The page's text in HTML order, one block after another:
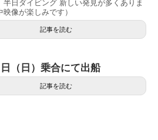
日ダイビング 新しい発見が多くありま
映像が楽しみです）
記事を読む
（日）乗合にて出船
記事を読む